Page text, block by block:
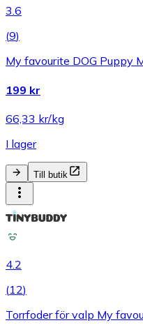
3.6
(9)
My favourite DOG Puppy
199 kr
66,33 kr/kg
I lager
Till butik
4.2
(12)
Torrfoder för valp My